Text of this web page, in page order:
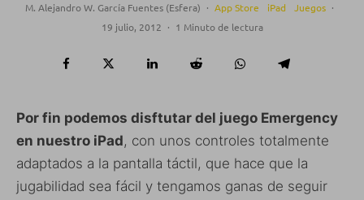
M. Alejandro W. García Fuentes (Esfera) · App Store iPad Juegos ·
19 julio, 2012 · 1 Minuto de lectura
Por fin podemos disftutar del juego Emergency
en nuestro iPad, con unos controles totalmente
adaptados a la pantalla táctil, que hace que la
jugabilidad sea fácil y tengamos ganas de seguir